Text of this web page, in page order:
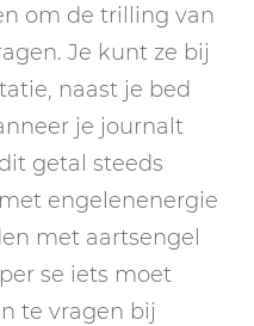
om de trilling van
Je kunt ze bij
naast je bed
je journalt
getal steeds
engelenenergie
met aartsengel
se iets moet
te vragen bij